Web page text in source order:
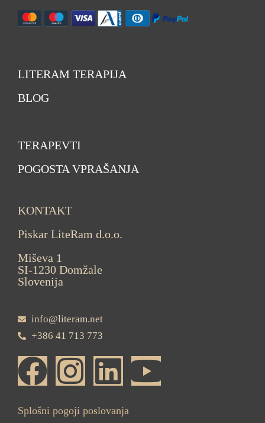
LITERAM TERAPIJA
BLOG
TERAPEVTI
POGOSTA VPRAŠANJA
KONTAKT
Piskar LiteRam d.o.o.
Miševa 1
SI-1230 Domžale
Slovenija
info@literam.net
+386 41 713 773
Splošni pogoji poslovanja